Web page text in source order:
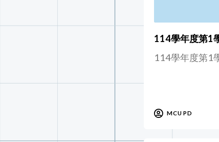
114學年度第1
114學年度第1
MCU PD